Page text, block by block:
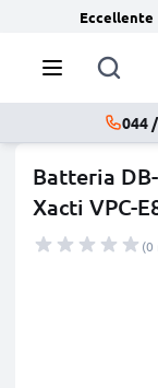
Eccellente
044
Batteria
Xacti VPC-
(0